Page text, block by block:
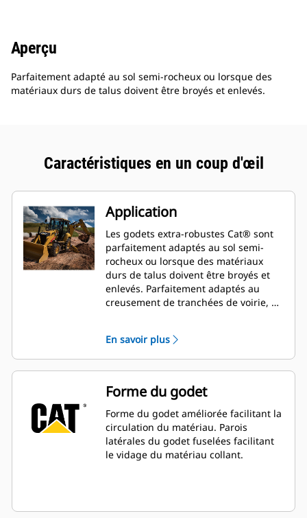
Aperçu
Parfaitement adapté au sol semi-rocheux ou lorsque des
matériaux durs de talus doivent être broyés et enlevés.
Caractéristiques en un coup d'œil
Application
Les godets extra-robustes Cat® sont
parfaitement adaptés au sol semi-
rocheux ou lorsque des matériaux
durs de talus doivent être broyés et
enlevés. Parfaitement adaptés au
creusement de tranchées de voirie, de
d'excavation en construction,
aménagements paysagers et travaux
de voirie.
En savoir plus
Forme du godet
Forme du godet améliorée facilitant la
circulation du matériau. Parois
latérales du godet fuselées facilitant
le vidage du matériau collant.